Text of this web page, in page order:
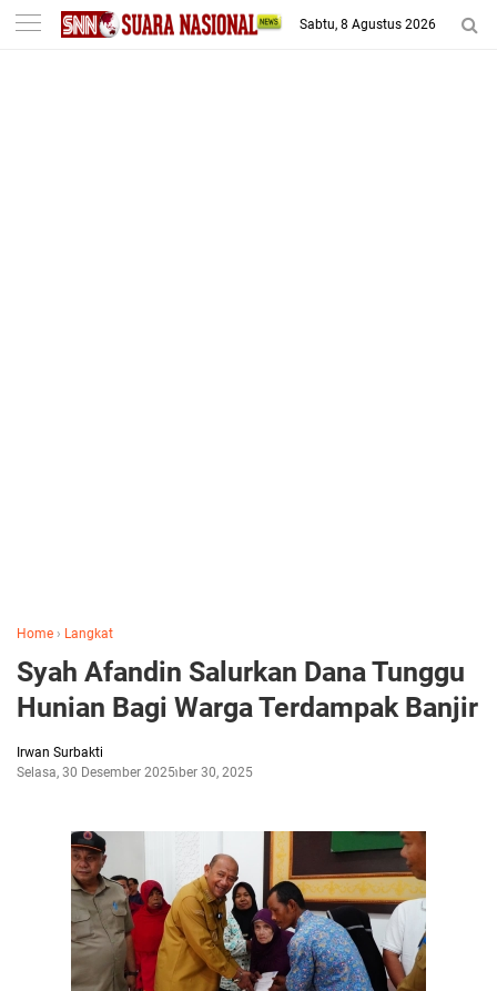
-->
Sabtu, 8 Agustus 2026
Home › Langkat
Syah Afandin Salurkan Dana Tunggu
Hunian Bagi Warga Terdampak Banjir
Irwan Surbakti
Selasa, 30 Desember 2025Desember 30, 2025